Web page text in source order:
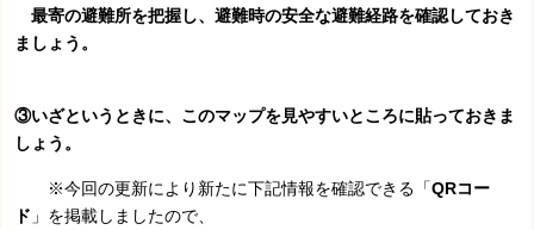
最寄の避難所を把握し、避難時の安全な避難経路を確認しておき
ましょう。
③いざというときに、このマップを見やすいところに貼っておきま
しょう。
※今回の更新により新たに下記情報を確認できる「QRコー
ド 」を掲載しましたので、